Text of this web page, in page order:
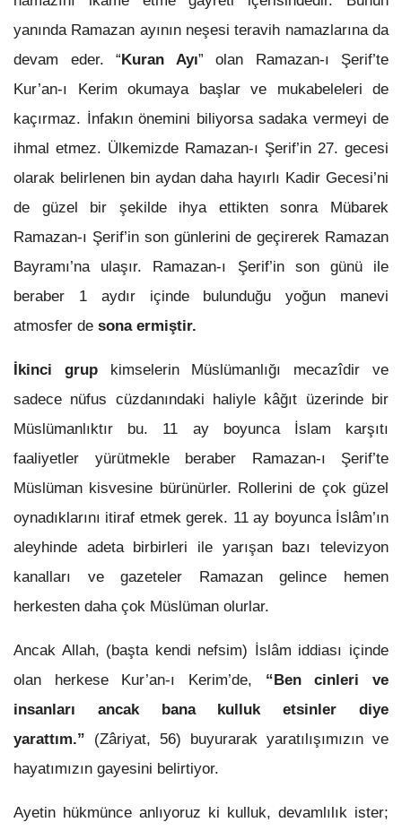
yanında Ramazan ayının neşesi teravih namazlarına da
devam eder. “Kuran Ayı” olan Ramazan-ı Şerif’te
Kur’an-ı Kerim okumaya başlar ve mukabeleleri de
kaçırmaz. İnfakın önemini biliyorsa sadaka vermeyi de
ihmal etmez. Ülkemizde Ramazan-ı Şerif’in 27. gecesi
olarak belirlenen bin aydan daha hayırlı Kadir Gecesi’ni
de güzel bir şekilde ihya ettikten sonra Mübarek
Ramazan-ı Şerif’in son günlerini de geçirerek Ramazan
Bayramı’na ulaşır. Ramazan-ı Şerif’in son günü ile
beraber 1 aydır içinde bulunduğu yoğun manevi
atmosfer de sona ermiştir.
İkinci grupkimselerin Müslümanlığı mecazîdir ve
sadece nüfus cüzdanındaki haliyle kâğıt üzerinde bir
Müslümanlıktır bu. 11 ay boyunca İslam karşıtı
faaliyetler yürütmekle beraber Ramazan-ı Şerif’te
Müslüman kisvesine bürünürler. Rollerini de çok güzel
oynadıklarını itiraf etmek gerek. 11 ay boyunca İslâm’ın
aleyhinde adeta birbirleri ile yarışan bazı televizyon
kanalları ve gazeteler Ramazan gelince hemen
herkesten daha çok Müslüman olurlar.
Ancak Allah, (başta kendi nefsim) İslâm iddiası içinde
olan herkese Kur’an-ı Kerim’de, “Ben cinleri ve
insanları ancak bana kulluk etsinler diye
yarattım.” (Zâriyat, 56) buyurarak yaratılışımızın ve
hayatımızın gayesini belirtiyor.
Ayetin hükmünce anlıyoruz ki kulluk, devamlılık ister;